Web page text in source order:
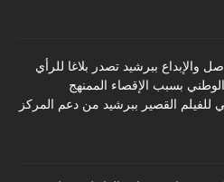
والإبداع ببرشيد تصدر بلاغا للرأي
بسبب الإقصاء الممنهج
للفيلم القصير ببرشيد من دعم المركز